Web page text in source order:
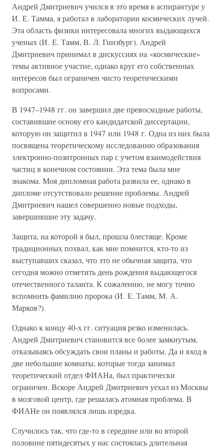
Андрей Дмитриевич учился в это время в аспирантуре у
И. Е. Тамма, я работал в лаборатории космических лучей.
Эта область физики интересовала многих выдающихся
ученых (И. Е. Тамм, В. Л. Гинзбург). Андрей
Дмитриевич принимал в дискуссиях на «космические»
темы активное участие, однако круг его собственных
интересов был ограничен чисто теоретическими
вопросами.
В 1947–1948 гг. он завершил две превосходные работы,
составившие основу его кандидатской диссертации,
которую он защитил в 1947 или 1948 г. Одна из них была
посвящена теоретическому исследованию образования
электронно-позитронных пар с учетом взаимодействия
частиц в конечном состоянии. Эта тема была мне
знакома. Моя дипломная работа развила ее, однако в
дипломе отсутствовало решение проблемы. Андрей
Дмитриевич нашел совершенно новые подходы,
завершившие эту задачу.
Защита, на которой я был, прошла блестяще. Кроме
традиционных похвал, как мне помнится, кто-то из
выступавших сказал, что это не обычная защита, что
сегодня можно отметить день рождения выдающегося
отечественного таланта. К сожалению, не могу точно
вспомнить фамилию пророка (И. Е. Тамм, М. А.
Марков?).
Однако к концу 40-х гг. ситуация резко изменилась.
Андрей Дмитриевич становится все более замкнутым,
отказываясь обсуждать свои планы и работы. Да и вход в
две небольшие комнаты, которые тогда занимал
теоретический отдел ФИАНа, был практически
ограничен. Вскоре Андрей Дмитриевич уехал из Москвы
в мозговой центр, где решалась атомная проблема. В
ФИАНе он появлялся лишь изредка.
Случилось так, что где-то в середине или во второй
половине пятидесятых у нас состоялась длительная